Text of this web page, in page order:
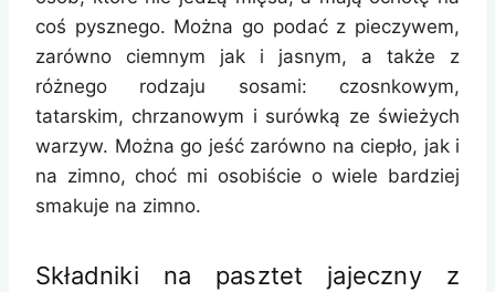
coś pysznego. Można go podać z pieczywem,
zarówno ciemnym jak i jasnym, a także z
różnego rodzaju sosami: czosnkowym,
tatarskim, chrzanowym i surówką ze świeżych
warzyw. Można go jeść zarówno na ciepło, jak i
na zimno, choć mi osobiście o wiele bardziej
smakuje na zimno.
Składniki na pasztet jajeczny z